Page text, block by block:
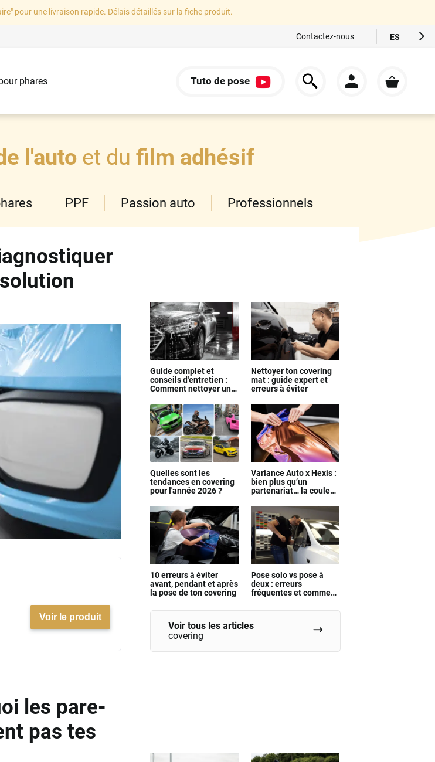
pour une livraison rapide. Délais détaillés sur la fiche produit.
Contactez-nous ES
DE
phares Tuto de pose
l'autoet du film adhésif
PPF Passion auto Professionnels
Voir le produit
Guide complet et
conseils d'entretien :
Comment nettoyer un
?
Nettoyer ton covering
mat : guide expert et
erreurs à éviter
Quelles sont les
tendances en covering
pour l'année 2026 ?
Variance Auto x Hexis :
bien plus qu’un
partenariat… la couleur
10 erreurs à éviter
avant, pendant et après
la pose de ton covering
Pose solo vs pose à
deux : erreurs
fréquentes et comment
Voir tous les articles
covering
les pare-
pas tes